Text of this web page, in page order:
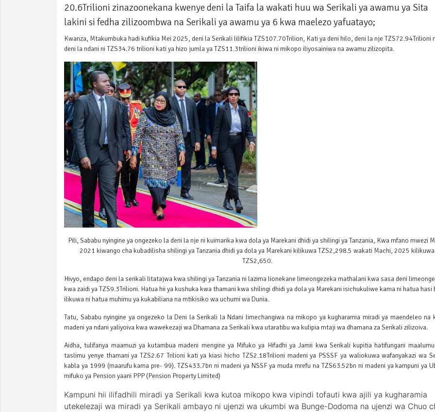
20.6Trilioni zinazoonekana kwenye deni la Taifa la wakati huu wa Serikali ya awamu ya Sita
lakini si fedha zilizoombwa na Serikali ya awamu ya 6 kwa maelezo yafuatayo;
Kwanza, Mtakumbuka hadi kufikia Mei 2025, deni la Serikali lilifikia TZS107.70Trilion, Kati ya deni hilo, deni la nje TZS72.94Trilioni
deni la ndani ni TZS34.76 trilioni kati ya hizo jumla ya TZS11.3trilioni ikiwa ni mikopo iliyosainiwa na awamu zilizopita.
Pili, Sababu nyingine ya ongezeko la deni la nje ni kuimarika kwa dola ya Marekani dhidi ya shilingi ya Tanzania, Kwa mfano mwezi
2021 kiwango cha kubadilisha shilingi ya Tanzania dhidi ya dola ya Marekani kilikuwa TZS2,298.5 wakati Machi, 2025 kilikuwa
TZS2,650.
Hivyo, endapo deni la serikali litatajwa kwa shilingi ya Tanzania ni lazima lionekane limeongezeka mathalani kwa sasa deni
kwa zaidi ya TZS9.3Trilioni. Hatua hii ya kushuka kwa thamani kwa shilingi dhidi ya dola ya Marekani isichukuliwe kama ni hatua hasi
ilikuwa ni hatua muhimu ya kukabiliana na mtikisiko wa uchumi wa Dunia.
Tatu, Sababu nyingine ya ongezeko la Deni la Serikali la Ndani limechangiwa na mikopo ya kugharamia miradi ya maendeleo na
madeni ya ndani yaliyoiva kwa wawekezaji wa Dhamana za Serikali kwa utaratibu wa kulipia mtaji wa dhamana za Serikali zilizoiva.
Aidha, tulifanya maamuzi ya kutambua madeni mengine ya Mifuko ya Hifadhi ya Jamii kwa Serikali kupitia hatifungani
taslimu yenye thamani ya TZS2.67 Trilioni kati ya kiasi hicho TZS2.18Trilioni madeni ya PSSSF ya waliokuwa wafanyakazi wa
kabla ya 1999 (maarufu kama pre- 99). TZS433.7bn ni madeni ya NSSF ya muda mrefu na TZS63.52bn ni madeni ya kampuni ya
mifuko ya Pension yaani PPP (Pension Property Limited)
Kampuni hii ilifadhili miradi ya Serikali kwa kutoa mikopo kwa vipindi tofauti kwa ajili ya kugharamia
utekelezaji wa miradi ya Serikali ambayo ni ujenzi wa ukumbi wa Bunge-Dodoma na ujenzi wa Chuo